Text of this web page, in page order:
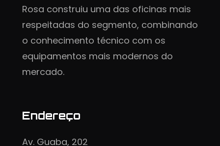
Rosa construiu uma das oficinas mais
respeitadas do segmento, combinando
o conhecimento técnico com os
equipamentos mais modernos do
mercado.
Endereço
Av. Guaba, 202